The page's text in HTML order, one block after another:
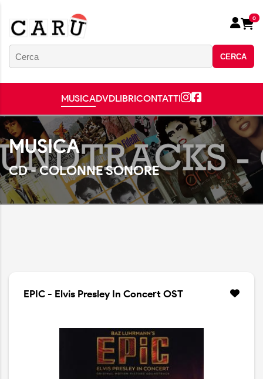
CERCA
0
MUSICADVDLIBRICONTATTI
MUSICA
CD - COLONNE SONORE
EPIC - Elvis Presley In Concert OST